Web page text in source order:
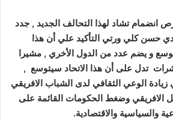
تشاد لهذا التحالف الجديد , جدد
حسن كلي ورتي التأكيد علي أن هذا
و يضم عدد من الدول الأخري , مشيرا
تدل على أن هذا الاتحاد سيتوسع ,
الوعي الثقافي لدى الشباب الافريقي
وضغط الحكومات القائمة على
والسياسية والاقتصادية.